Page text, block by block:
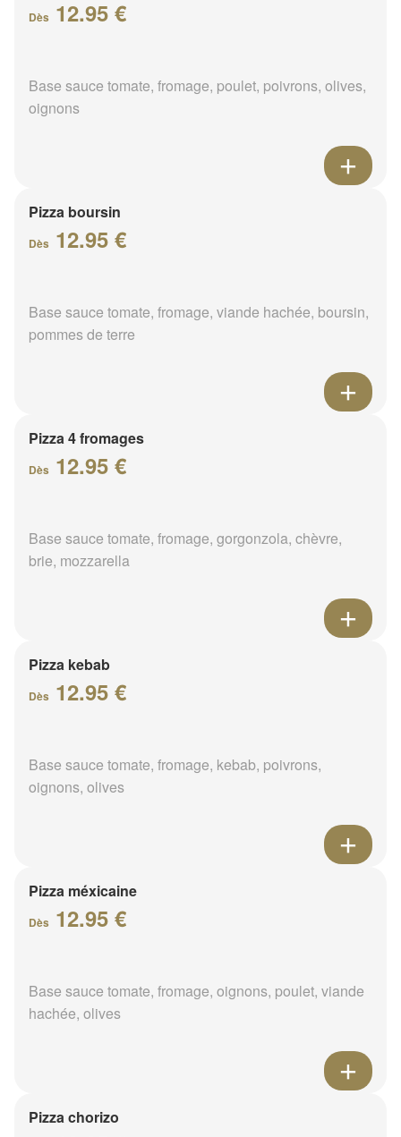
Dès 12.95 €
Base sauce tomate, fromage, poulet, poivrons, olives,
oignons
Pizza boursin
Dès 12.95 €
Base sauce tomate, fromage, viande hachée, boursin,
pommes de terre
Pizza 4 fromages
Dès 12.95 €
Base sauce tomate, fromage, gorgonzola, chèvre,
brie, mozzarella
Pizza kebab
Dès 12.95 €
Base sauce tomate, fromage, kebab, poivrons,
oignons, olives
Pizza méxicaine
Dès 12.95 €
Base sauce tomate, fromage, oignons, poulet, viande
hachée, olives
Pizza chorizo